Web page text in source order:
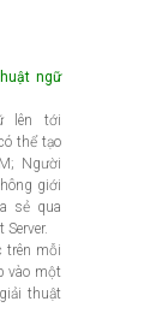
ngữ
lên tới
thể tạo
Người
giới
sẻ qua
trên mỗi
vào một
thuật